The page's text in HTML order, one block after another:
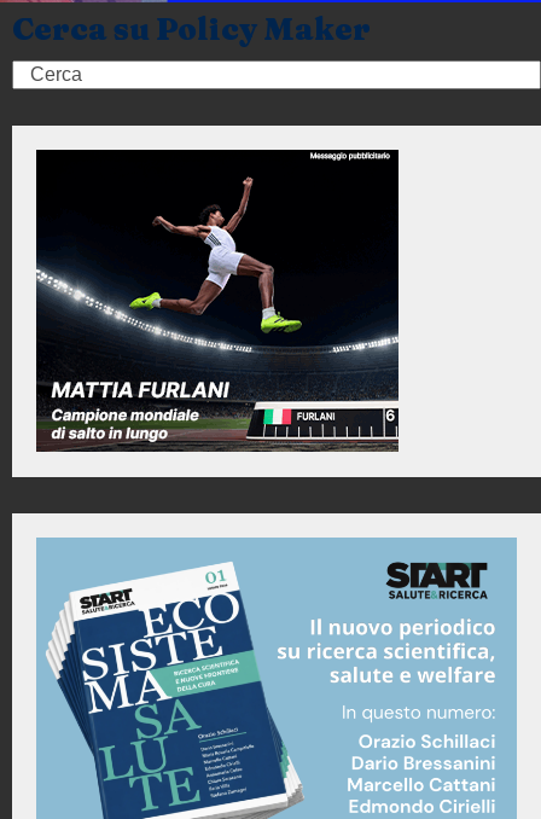
Cerca su Policy Maker
Search